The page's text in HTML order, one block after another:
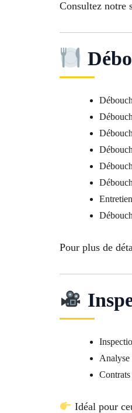
Consultez notre
Pour plus de
Analyse
Idéal pour